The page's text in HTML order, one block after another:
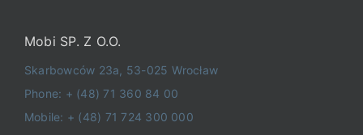
Mobi SP. Z O.O.
Skarbowców 23a, 53-025 Wrocław
Phone: + (48) 71 360 84 00
Mobile: + (48) 71 724 300 000